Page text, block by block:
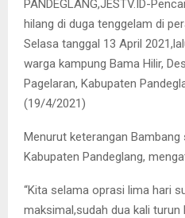
PANDEGLANG,JESTV.ID-
hilang di duga tenggelam di
Selasa tanggal 13 April
warga kampung Bama Hilir,
Pagelaran, Kabupaten
(19/4/2021)
Menurut keterangan
Kabupaten Pandeglang,
“Kita selama oprasi lima hari
maksimal,sudah dua kali turun